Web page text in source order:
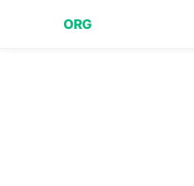
ORG